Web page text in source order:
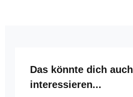
Produktgalerie überspringen
Das könnte dich auch
interessieren...